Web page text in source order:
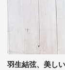
羽生結弦、美し